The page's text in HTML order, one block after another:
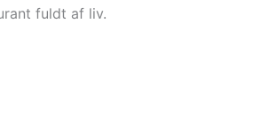
fuldt af liv.